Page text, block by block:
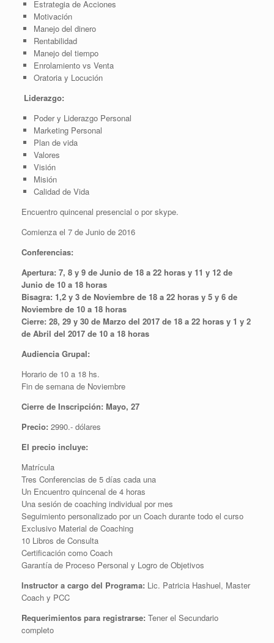
Estrategia de Acciones
Motivación
Manejo del dinero
Rentabilidad
Manejo del tiempo
Enrolamiento vs Venta
Oratoria y Locución
Liderazgo:
Poder y Liderazgo Personal
Marketing Personal
Plan de vida
Valores
Visión
Misión
Calidad de Vida
Encuentro quincenal presencial o por skype.
Comienza el 7 de Junio de 2016
Conferencias:
Apertura: 7, 8 y 9 de Junio de 18 a 22 horas y 11 y 12 de
Junio de 10 a 18 horas
Bisagra: 1,2 y 3 de Noviembre de 18 a 22 horas y 5 y 6 de
Noviembre de 10 a 18 horas
Cierre: 28, 29 y 30 de Marzo del 2017 de 18 a 22 horas y 1 y 2
de Abril del 2017 de 10 a 18 horas
Audiencia Grupal:
Horario de 10 a 18 hs.
Fin de semana de Noviembre
Cierre de Inscripción: Mayo, 27
Precio: 2990.- dólares
El precio incluye:
Matrícula
Tres Conferencias de 5 días cada una
Un Encuentro quincenal de 4 horas
Una sesión de coaching individual por mes
Seguimiento personalizado por un Coach durante todo el curso
Exclusivo Material de Coaching
10 Libros de Consulta
Certificación como Coach
Garantía de Proceso Personal y Logro de Objetivos
Instructor a cargo del Programa: Lic. Patricia Hashuel, Master
Coach y PCC
Requerimientos para registrarse: Tener el Secundario
completo